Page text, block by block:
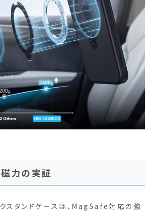
力の実証
スタンドケースは、MagSafe対応の強